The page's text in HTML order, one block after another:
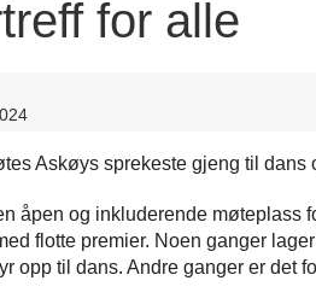
for alle
Askøys sprekeste gjeng til
åpen og inkluderende møteplass
flotte premier. Noen ganger
opp til dans. Andre ganger er det